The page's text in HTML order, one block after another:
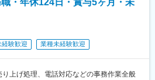
・年休124日・賞与5ヶ月・未
経験歓迎 業種未経験歓迎
上げ処理、電話対応などの事務作業全般